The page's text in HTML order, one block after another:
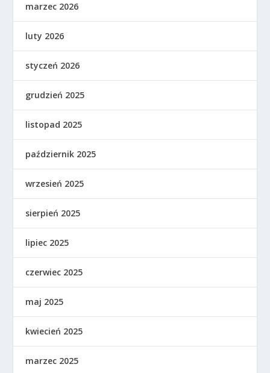
marzec 2026
luty 2026
styczeń 2026
grudzień 2025
listopad 2025
październik 2025
wrzesień 2025
sierpień 2025
lipiec 2025
czerwiec 2025
maj 2025
kwiecień 2025
marzec 2025